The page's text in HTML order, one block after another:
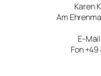
Karen
Am
E-
Fon